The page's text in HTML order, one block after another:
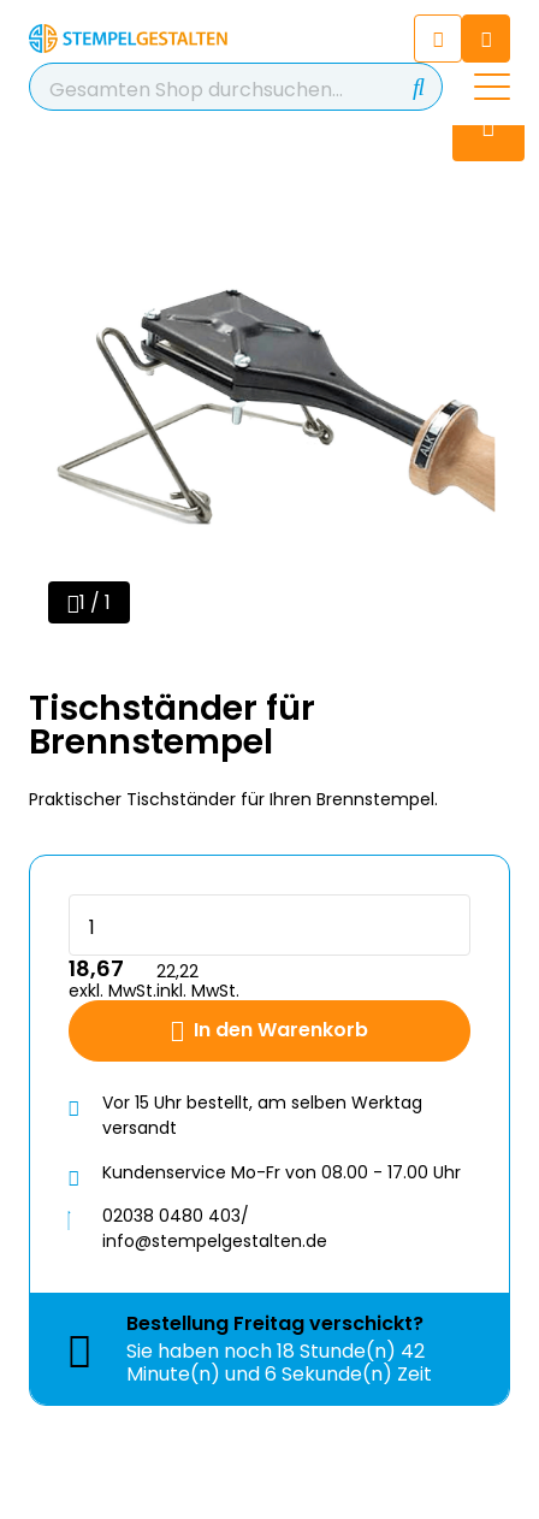
Chatten Sie 24/7 mit unserem
hilfreichen Chatbot
Kontakt
+49 2038 0480 403
1 / 1
Tischständer für
Brennstempel
Praktischer Tischständer für Ihren Brennstempel.
In den Warenkorb
18,67
exkl. MwSt.
22,22
inkl. MwSt.
Vor 15 Uhr bestellt, am selben Werktag
versandt
Kundenservice Mo-Fr von 08.00 - 17.00 Uhr
02038 0480 403/
info@stempelgestalten.de
Bestellung Freitagverschickt?
Sie haben noch18 Stunde(n) 42
Minute(n) und 6 Sekunde(n) Zeit